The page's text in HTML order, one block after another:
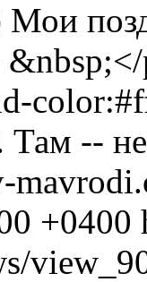
Мои
--
+0400